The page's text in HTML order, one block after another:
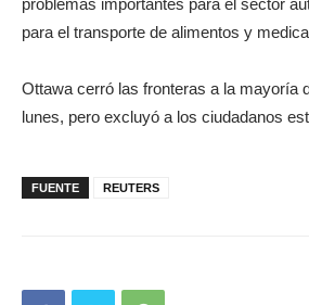
problemas importantes para el sector
para el transporte de alimentos y
Ottawa cerró las fronteras a la mayoría
lunes, pero excluyó a los ciudadanos
FUENTE REUTERS